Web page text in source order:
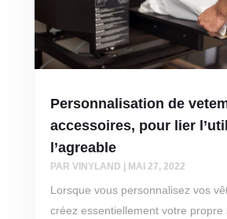
Personnalisation de
accessoires, pour lier
l’agreable
PAR VINYLAND MAI 27, 2022
Lorsque vous personnalisez vos
créez essentiellement votre propre